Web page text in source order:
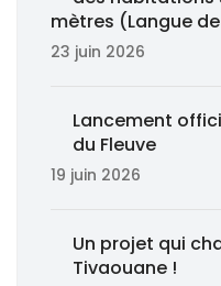
mètres (Langue
23 juin 2026
Lancement
du Fleuve
19 juin 2026
Un projet qui
Tivaouane !